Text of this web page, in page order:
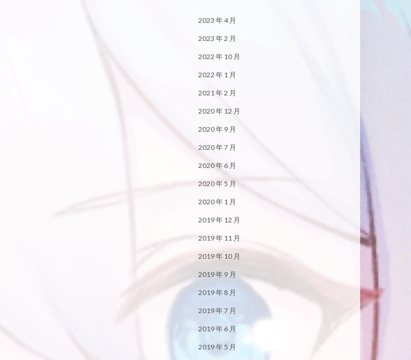
2023 年 4 月
2023 年 2 月
2022 年 10 月
2022 年 1 月
2021 年 2 月
2020 年 12 月
2020 年 9 月
2020 年 7 月
2020 年 6 月
2020 年 5 月
2020 年 1 月
2019 年 12 月
2019 年 11 月
2019 年 10 月
2019 年 9 月
2019 年 8 月
2019 年 7 月
2019 年 6 月
2019 年 5 月